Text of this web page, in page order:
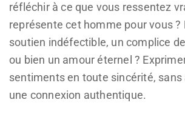
réfléchir à ce que vous ressentez
représente cet homme pour vous ?
soutien indéfectible, un complice
ou bien un amour éternel ?
sentiments en toute sincérité, sans
une connexion authentique.